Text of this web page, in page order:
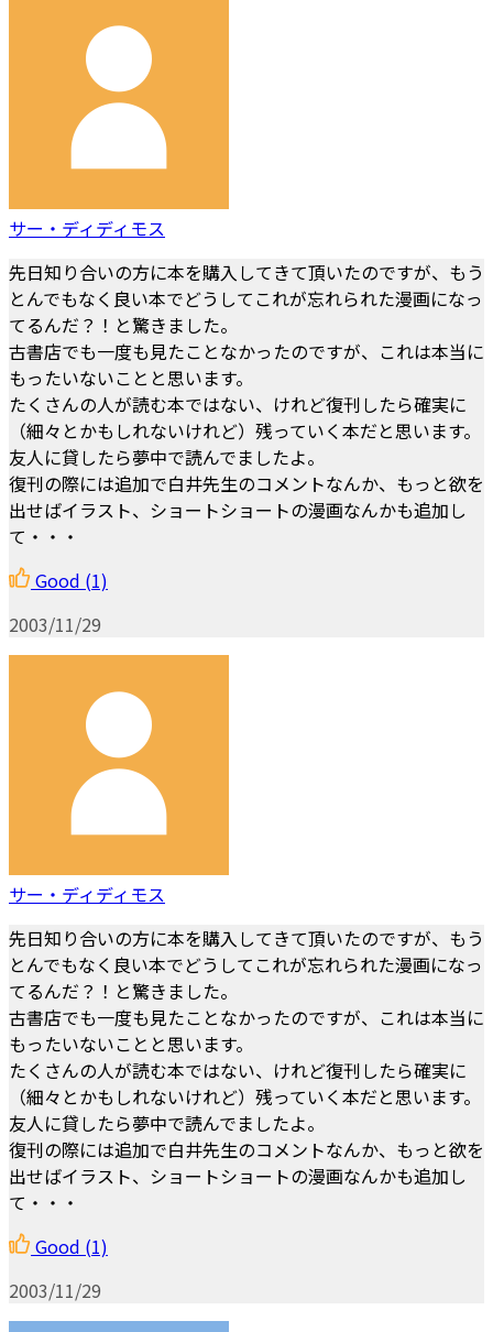
サー・ディディモス
先日知り合いの方に本を購入してきて頂いたのですが、もう
とんでもなく良い本でどうしてこれが忘れられた漫画になっ
てるんだ？！と驚きました。
古書店でも一度も見たことなかったのですが、これは本当に
もったいないことと思います。
たくさんの人が読む本ではない、けれど復刊したら確実に
（細々とかもしれないけれど）残っていく本だと思います。
友人に貸したら夢中で読んでましたよ。
復刊の際には追加で白井先生のコメントなんか、もっと欲を
出せばイラスト、ショートショートの漫画なんかも追加し
て・・・
Good (1)
2003/11/29
サー・ディディモス
先日知り合いの方に本を購入してきて頂いたのですが、もう
とんでもなく良い本でどうしてこれが忘れられた漫画になっ
てるんだ？！と驚きました。
古書店でも一度も見たことなかったのですが、これは本当に
もったいないことと思います。
たくさんの人が読む本ではない、けれど復刊したら確実に
（細々とかもしれないけれど）残っていく本だと思います。
友人に貸したら夢中で読んでましたよ。
復刊の際には追加で白井先生のコメントなんか、もっと欲を
出せばイラスト、ショートショートの漫画なんかも追加し
て・・・
Good (1)
2003/11/29